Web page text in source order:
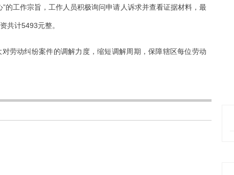
的工作宗旨，工作人员积极询问申请人诉求并查看证据材料，最
共计5493元整。
劳动纠纷案件的调解力度，缩短调解周期，保障辖区每位劳动